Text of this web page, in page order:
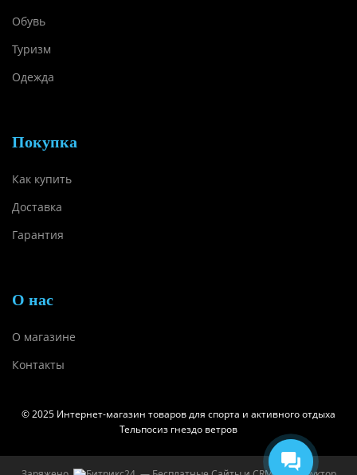
Обувь
Туризм
Одежда
Покупка
Как купить
Доставка
Гарантия
О нас
О магазине
Контакты
© 2025 Интернет-магазин товаров для спорта и активного отдыха
Тельпосиз гнездо ветров